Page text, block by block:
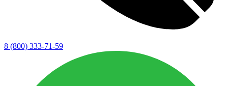
8 (800) 333-71-59